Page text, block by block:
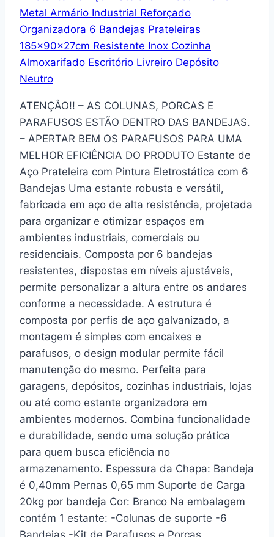
ATENÇÂO!! – AS COLUNAS, PORCAS E
PARAFUSOS ESTÃO DENTRO DAS BANDEJAS.
– APERTAR BEM OS PARAFUSOS PARA UMA
MELHOR EFICIÊNCIA DO PRODUTO Estante de
Aço Prateleira com Pintura Eletrostática com 6
Bandejas Uma estante robusta e versátil,
fabricada em aço de alta resistência, projetada
para organizar e otimizar espaços em
ambientes industriais, comerciais ou
residenciais. Composta por 6 bandejas
resistentes, dispostas em níveis ajustáveis,
permite personalizar a altura entre os andares
conforme a necessidade. A estrutura é
composta por perfis de aço galvanizado, a
montagem é simples com encaixes e
parafusos, o design modular permite fácil
manutenção do mesmo. Perfeita para
garagens, depósitos, cozinhas industriais, lojas
ou até como estante organizadora em
ambientes modernos. Combina funcionalidade
e durabilidade, sendo uma solução prática
para quem busca eficiência no
armazenamento. Espessura da Chapa: Bandeja
é 0,40mm Pernas 0,65 mm Suporte de Carga
20kg por bandeja Cor: Branco Na embalagem
contém 1 estante: -Colunas de suporte -6